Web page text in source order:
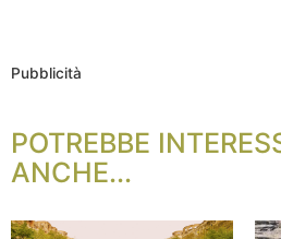
Pubblicità
POTREBBE
ANCHE...